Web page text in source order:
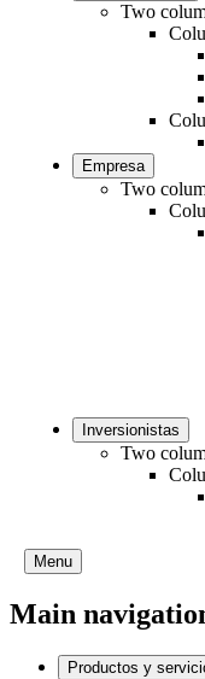
Two
Empresa
Two
Inversionistas
Two
Menu
Main
Productos y